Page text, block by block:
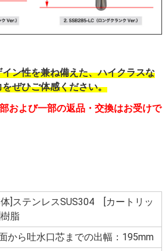
ン性を兼ね備えた、ハイクラスな
ぜひご体感ください。
および一部の返品・交換はお受けで
体]ステンレスSUS304 [カートリッ
脂
から吐水口芯までの出幅：195mm